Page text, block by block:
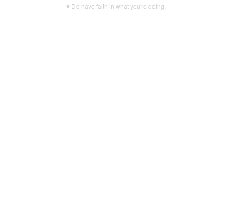
♥ Do have faith in what you're doing.